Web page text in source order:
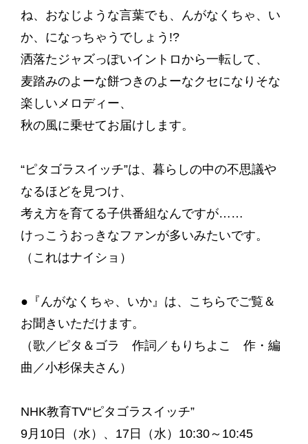
ね、おなじような言葉でも、んがなくちゃ、い
か、になっちゃうでしょう!?
洒落たジャズっぽいイントロから一転して、
麦踏みのよーな餅つきのよーなクセになりそな
楽しいメロディー、
秋の風に乗せてお届けします。
“ピタゴラスイッチ”は、暮らしの中の不思議や
なるほどを見つけ、
考え方を育てる子供番組なんですが……
けっこうおっきなファンが多いみたいです。
（これはナイショ）
●『んがなくちゃ、いか』は、こちらでご覧＆
お聞きいただけます。
（歌／ピタ＆ゴラ 作詞／もりちよこ 作・編
曲／小杉保夫さん）
NHK教育TV“ピタゴラスイッチ”
9月10日（水）、17日（水）10:30～10:45